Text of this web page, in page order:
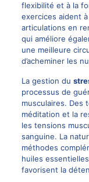
flexibilité et à la
exercices aident
articulations en
qui améliore
une meilleure
d’acheminer les
La gestion du
processus de
musculaires. Des
méditation et la
les tensions
sanguine. La
méthodes
huiles
favorisent la